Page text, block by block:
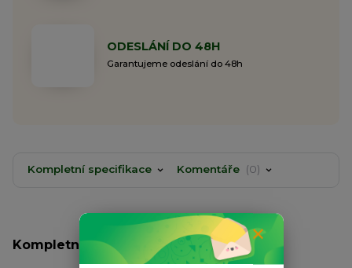
ODESLÁNÍ DO 48H
Garantujeme odeslání do 48h
Kompletní specifikace Komentáře 0
Kompletní specifikace